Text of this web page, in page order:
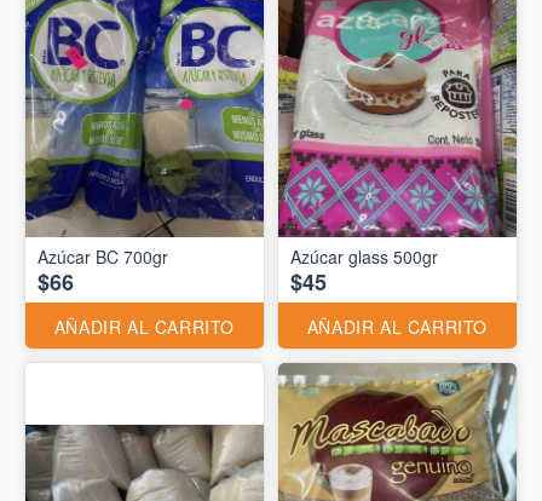
Azúcar BC 700gr
$66
AÑADIR AL CARRITO
Azúcar glass 500gr
$45
AÑADIR AL CARRITO